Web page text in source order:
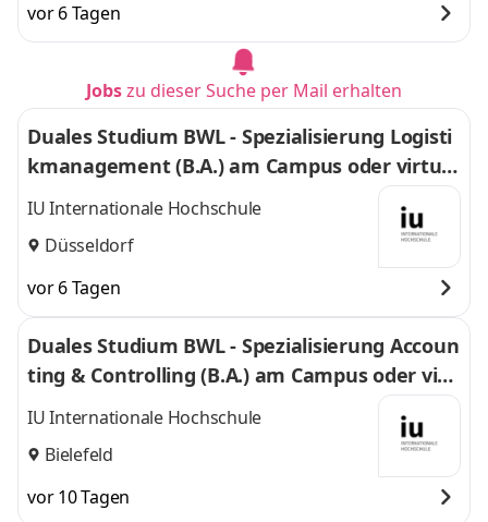
vor 6 Tagen
Jobszu dieser Suche per Mail erhalten
Duales Studium BWL - Spezialisierung Logisti
kmanagement (B.A.) am Campus oder virtuel
l
IU Internationale Hochschule
Düsseldorf
vor 6 Tagen
Duales Studium BWL - Spezialisierung Accoun
ting & Controlling (B.A.) am Campus oder virt
uell
IU Internationale Hochschule
Bielefeld
vor 10 Tagen